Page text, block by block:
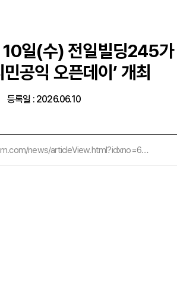
일(수) 전일빌딩245가
공익 오픈데이’ 개최
등록일 : 2026.06.10
news/articleView.html?idxno=670130